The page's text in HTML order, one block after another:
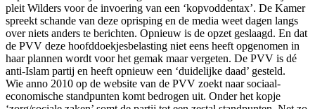
pleit Wilders voor de invoering van een ‘kopvoddentax’. De Kamer
spreekt schande van deze oprisping en de media weet dagen langs
over niets anders te berichten. Opnieuw is de opzet geslaagd. En dat
de PVV deze hoofddoekjesbelasting niet eens heeft opgenomen in
haar plannen wordt voor het gemak maar vergeten. De PVV is dé
anti-Islam partij en heeft opnieuw een ‘duidelijke daad’ gesteld.
Wie anno 2010 op de website van de PVV zoekt naar sociaal-
economische standpunten komt bedrogen uit. Onder het kopje